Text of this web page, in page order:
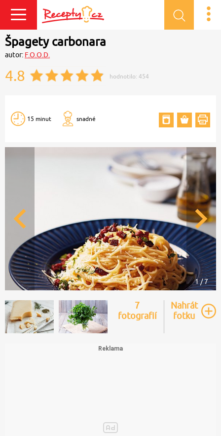
Špagety carbonara
autor: F.O.O.D.
4.8 hodnotilo: 454
15 minut snadné
1 / 7
7
fotografií
Nahrát
fotku